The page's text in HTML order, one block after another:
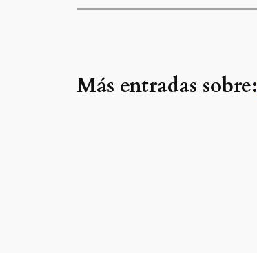
Más entradas sobre: